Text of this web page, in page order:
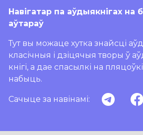
Навігатар па аўдыякнігах на
аўтараў
Тут вы можаце хутка знайсці
класічныя і дзіцячыя творы ў
кнігі, а дае спасылкі на
набыць.
Сачыце за навінамі: